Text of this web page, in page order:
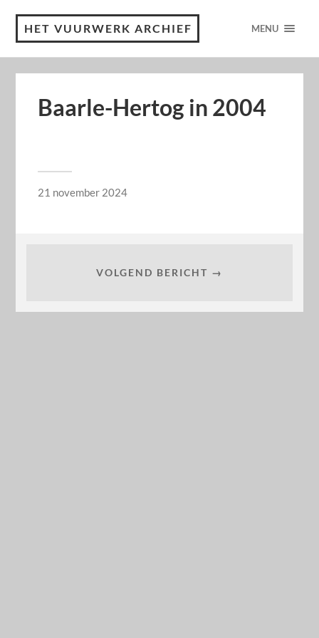
HET VUURWERK ARCHIEF MENU
Baarle-Hertog in 2004
21 november 2024
VOLGEND BERICHT →